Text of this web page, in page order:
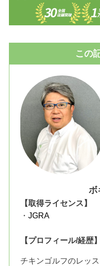
この
ボ
【取得ライセンス】
・JGRA
【プロフィール/経歴】
チキンゴルフのレッ